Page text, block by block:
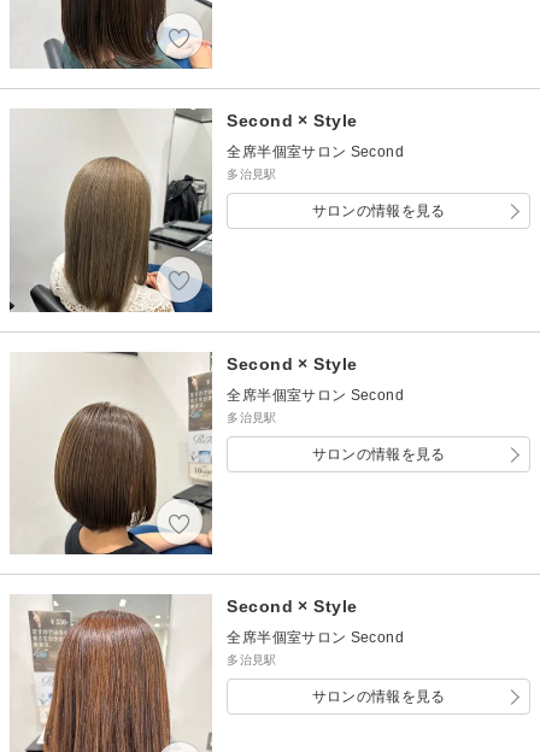
Second × Style
全席半個室サロン Second
多治見駅
サロンの情報を見る
Second × Style
全席半個室サロン Second
多治見駅
サロンの情報を見る
Second × Style
全席半個室サロン Second
多治見駅
サロンの情報を見る